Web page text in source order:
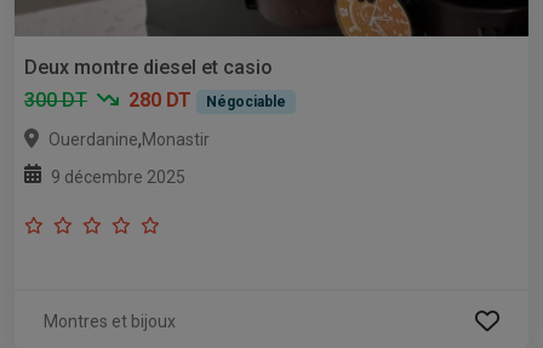
Deux montre diesel et casio
300 DT
280 DT Négociable
Ouerdanine,Monastir
9 décembre 2025
Montres et bijoux